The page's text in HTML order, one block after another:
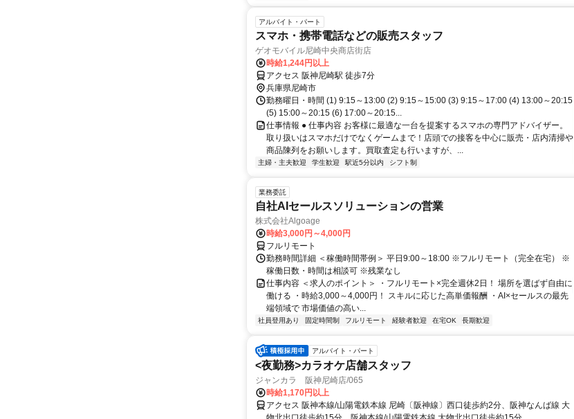
アルバイト・パート
スマホ・携帯電話などの販売スタッフ
ゲオモバイル尼崎中央商店街店
時給1,244円以上
アクセス 阪神尼崎駅 徒歩7分
兵庫県尼崎市
勤務曜日・時間 (1) 9:15～13:00 (2) 9:15～15:00 (3) 9:15～17:00 (4) 13:00～20:15
(5) 15:00～20:15 (6) 17:00～20:15...
仕事情報 ● 仕事内容 お客様に最適な一台を提案するスマホの専門アドバイザー。
取り扱いはスマホだけでなくゲームまで！店頭での接客を中心に販売・店内清掃や
商品陳列をお願いします。買取査定も行いますが、...
主婦・主夫歓迎 学生歓迎 駅近5分以内 シフト制
業務委託
自社AIセールスソリューションの営業
株式会社Algoage
時給3,000円～4,000円
フルリモート
勤務時間詳細 ＜稼働時間帯例＞ 平日9:00～18:00 ※フルリモート（完全在宅） ※
稼働日数・時間は相談可 ※残業なし
仕事内容 ＜求人のポイント＞ ・フルリモート×完全週休2日！ 場所を選ばず自由に
働ける ・時給3,000～4,000円！ スキルに応じた高単価報酬 ・AI×セールスの最先
端領域で 市場価値の高い...
社員登用あり 固定時間制 フルリモート 経験者歓迎 在宅OK 長期歓迎
アルバイト・パート
<夜勤務>カラオケ店舗スタッフ
ジャンカラ 阪神尼崎店/065
時給1,170円以上
アクセス 阪神本線/山陽電鉄本線 尼崎〔阪神線〕西口徒歩約2分、阪神なんば線 大